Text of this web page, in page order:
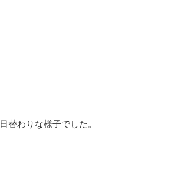
替わりな様子でした。